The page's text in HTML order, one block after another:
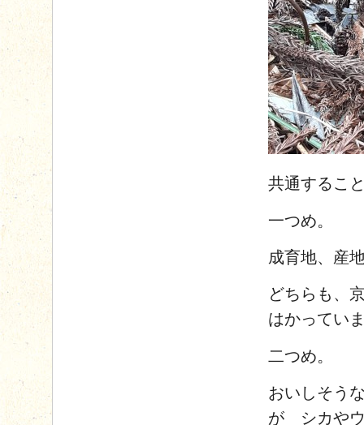
共通するこ
一つめ。
成育地、産
どちらも、
はかってい
二つめ。
おいしそう
が シカやウ